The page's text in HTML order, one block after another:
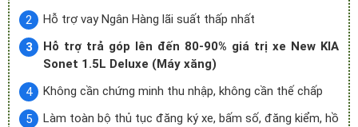
Hỗ trợ vay Ngân Hàng lãi suất thấp nhất
Hỗ trợ trả góp lên đến 80-90% giá trị xe New KIA
Sonet 1.5L Deluxe (Máy xăng)
Không cần chứng minh thu nhập, không cần thế chấp
Làm toàn bộ thủ tục đăng ký xe, bấm số, đăng kiểm, hồ